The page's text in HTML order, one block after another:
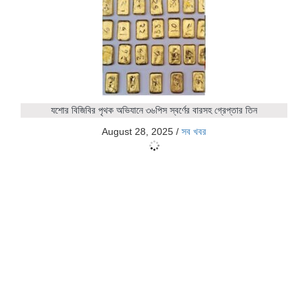
যশোর বিজিবির পৃথক অভিযানে ৩৬পিস স্বর্ণের বারসহ গ্রেপ্তার তিন
August 28, 2025 / সব খবর